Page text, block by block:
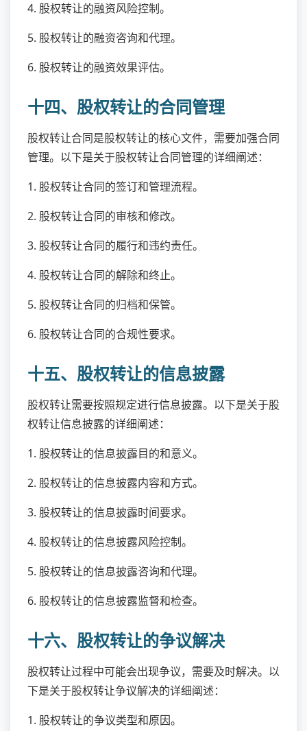
4. 股权转让的融资风险控制。
5. 股权转让的融资咨询和代理。
6. 股权转让的融资效果评估。
十四、股权转让的合同管理
股权转让合同是股权转让的核心文件，需要加强合同
管理。以下是关于股权转让合同管理的详细阐述：
1. 股权转让合同的签订和管理流程。
2. 股权转让合同的审核和修改。
3. 股权转让合同的履行和违约责任。
4. 股权转让合同的解除和终止。
5. 股权转让合同的归档和保管。
6. 股权转让合同的合规性要求。
十五、股权转让的信息披露
股权转让需要按照规定进行信息披露。以下是关于股
权转让信息披露的详细阐述：
1. 股权转让的信息披露目的和意义。
2. 股权转让的信息披露内容和方式。
3. 股权转让的信息披露时间要求。
4. 股权转让的信息披露风险控制。
5. 股权转让的信息披露咨询和代理。
6. 股权转让的信息披露监督和检查。
十六、股权转让的争议解决
股权转让过程中可能会出现争议，需要及时解决。以
下是关于股权转让争议解决的详细阐述：
1. 股权转让的争议类型和原因。